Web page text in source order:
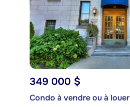
349 000 $
Condo à vendre ou à louer